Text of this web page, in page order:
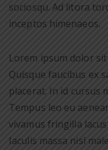
sociosqu. Ad litora
inceptos himenaeos.
Lorem ipsum dolor
Quisque faucibus ex
placerat. In id cursus
Tempus leo eu
vivamus fringilla
Iaculis massa nisl